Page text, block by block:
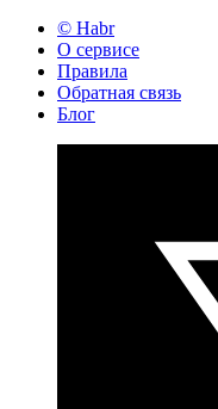
© Habr
О сервисе
Правила
Обратная связь
Блог